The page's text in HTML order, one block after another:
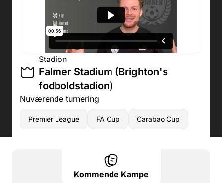
Stadion
Falmer Stadium (Brighton's
fodboldstadion)
Nuværende turnering
Premier League FA Cup Carabao Cup
Kommende Kampe